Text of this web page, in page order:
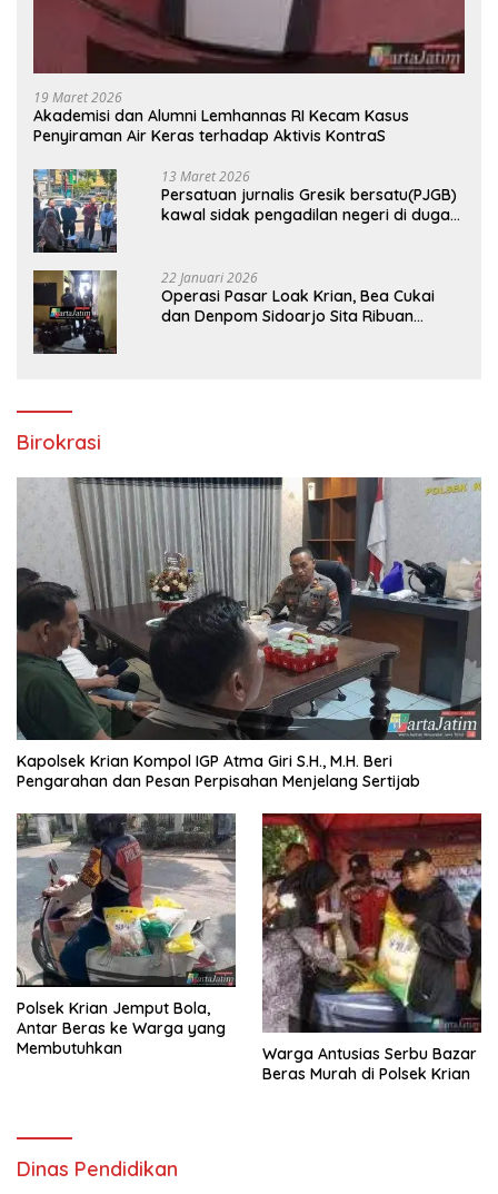
19 Maret 2026
Akademisi dan Alumni Lemhannas RI Kecam Kasus
Penyiraman Air Keras terhadap Aktivis KontraS
13 Maret 2026
Persatuan jurnalis Gresik bersatu(PJGB)
kawal sidak pengadilan negeri di duga
22 Januari 2026
Operasi Pasar Loak Krian, Bea Cukai
dan Denpom Sidoarjo Sita Ribuan
Birokrasi
Kapolsek Krian Kompol IGP Atma Giri S.H., M.H. Beri
Pengarahan dan Pesan Perpisahan Menjelang Sertijab
Polsek Krian Jemput Bola,
Antar Beras ke Warga yang
Membutuhkan
Warga Antusias Serbu Bazar
Beras Murah di Polsek Krian
Dinas Pendidikan